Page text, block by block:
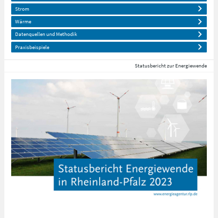
Strom
Wärme
Datenquellen und Methodik
Praxisbeispiele
Statusbericht zur Energiewende